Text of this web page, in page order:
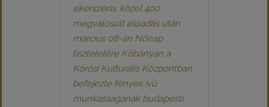
sikerszéria, közel 400
megvalósult előadás után
március 08-án Nőnap
tiszteletére Kőbányán a
Kőrösi Kulturális Központban
befejezte fényes ívű
munkásságának budapesti